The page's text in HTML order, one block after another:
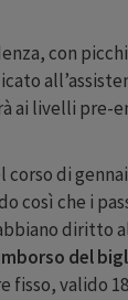
con
ai livelli pre-
di
così che i
diritto
del
valido